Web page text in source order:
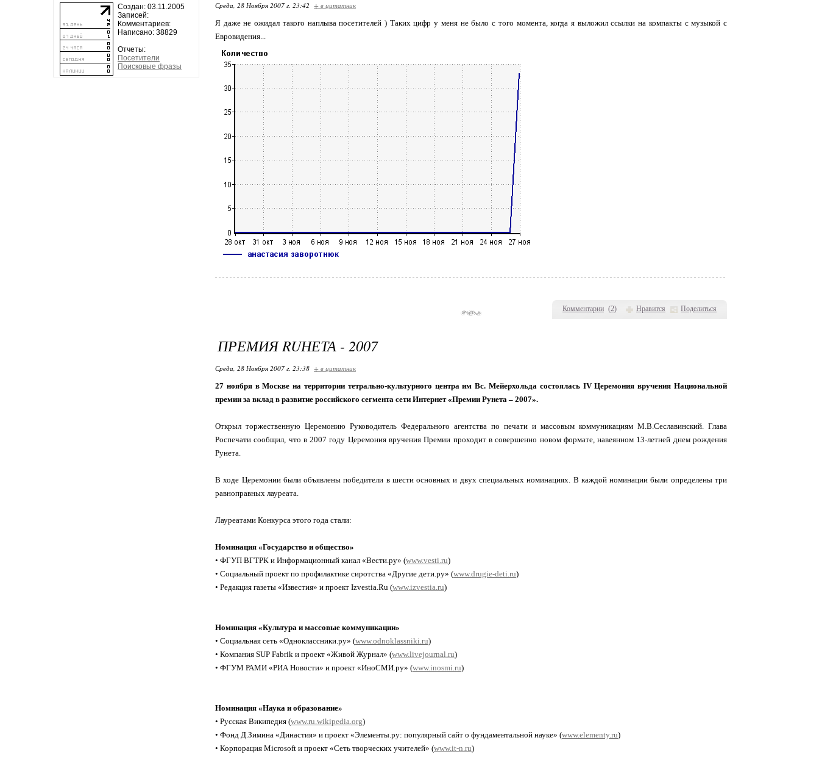
Создан: 03.11.2005
Записей:
Комментариев:
Написано: 38829
Отчеты:
Посетители
Поисковые фразы
Комментарии (2) Нравится Поделиться
Среда, 28 Ноября 2007 г. 23:42 + в цитатник
Я даже не ожидал такого наплыва посетителей ) Таких цифр у меня не было с того момента, когда я выложил ссылки на компакты с музыкой с
Евровидения...
ПРЕМИЯ RUНЕТА - 2007
Среда, 28 Ноября 2007 г. 23:38 + в цитатник
27 ноября в Москве на территории тетрально-культурного центра им Вс. Мейерхольда состоялась IV Церемония вручения Национальной
премии за вклад в развитие российского сегмента сети Интернет «Премии Рунета – 2007».
Открыл торжественную Церемонию Руководитель Федерального агентства по печати и массовым коммуникациям М.В.Сеславинский. Глава
Роспечати сообщил, что в 2007 году Церемония вручения Премии проходит в совершенно новом формате, навеянном 13-летней днем рождения
Рунета.
В ходе Церемонии были объявлены победители в шести основных и двух специальных номинациях. В каждой номинации были определены три
равноправных лауреата.
Лауреатами Конкурса этого года стали:
Номинация «Государство и общество»
• ФГУП ВГТРК и Информационный канал «Вести.ру» (www.vesti.ru)
• Социальный проект по профилактике сиротства «Другие дети.ру» (www.drugie-deti.ru)
• Редакция газеты «Известия» и проект Izvestia.Ru (www.izvestia.ru)
Номинация «Культура и массовые коммуникации»
• Социальная сеть «Одноклассники.ру» (www.odnoklassniki.ru)
• Компания SUP Fabrik и проект «Живой Журнал» (www.livejournal.ru)
• ФГУМ РАМИ «РИА Новости» и проект «ИноСМИ.ру» (www.inosmi.ru)
Номинация «Наука и образование»
• Русская Википедия (www.ru.wikipedia.org)
• Фонд Д.Зимина «Династия» и проект «Элементы.ру: популярный сайт о фундаментальной науке» (www.elementy.ru)
• Корпорация Microsoft и проект «Сеть творческих учителей» (www.it-n.ru)